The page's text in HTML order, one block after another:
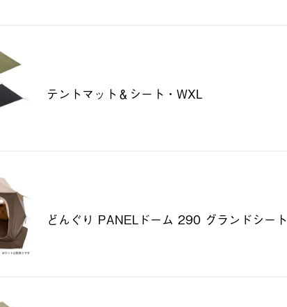
テントマット＆シート・WXL
どんぐり PANELドーム 290 グランドシート